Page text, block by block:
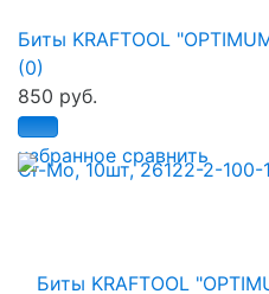
избранное сравнить
Биты KRAFTOOL
(0)
850 руб.